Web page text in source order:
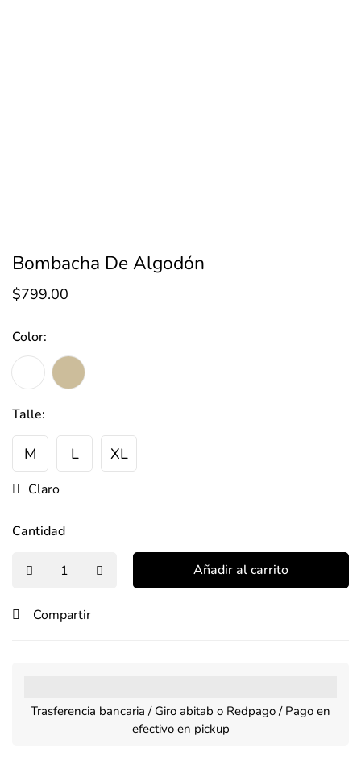
Bombacha De Algodón
$799.00
Color:
Talle:
M L XL
Claro
Cantidad
Añadir al carrito
Compartir
Trasferencia bancaria / Giro abitab o Redpago / Pago en
efectivo en pickup